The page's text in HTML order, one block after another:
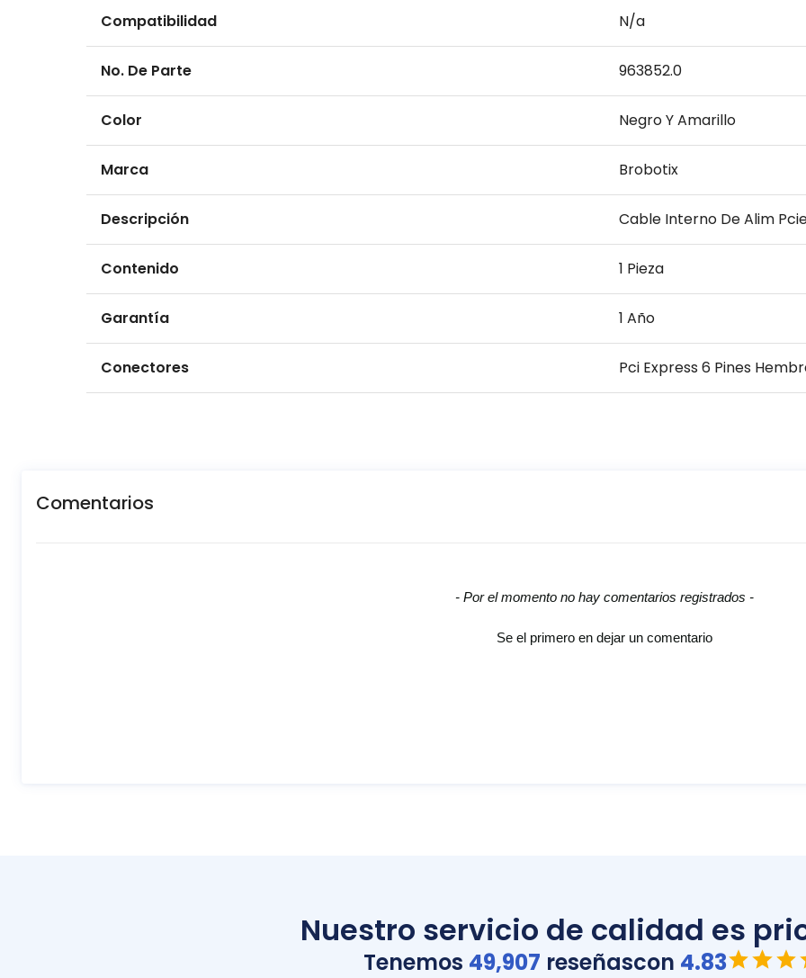
Compatibilidad N/a
No. De Parte 963852.0
Color Negro Y Amarillo
Marca Brobotix
Descripción Cable Interno De Alim
Contenido 1 Pieza
Garantía 1 Año
Conectores Pci Express 6 Pines
Comentarios
- Por el momento no hay comentarios registrados -
Se el primero en dejar un comentario
Nuestro servicio de calidad es
Tenemos 49,907 reseñascon 4.83